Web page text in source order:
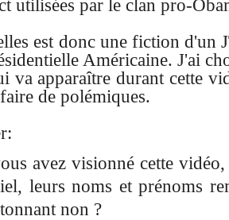
utilisées par le clan pro-
est donc une fiction d'un
Américaine. J'ai
va apparaître durant cette
de polémiques.
avez visionné cette
leurs noms et prénoms
non ?